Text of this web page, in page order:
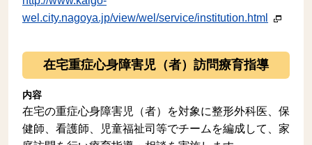
wel.city.nagoya.jp/view/wel/service/institution.html
在宅重症心身障害児（者）訪問療育指導
内容
在宅の重症心身障害児（者）を対象に整形外科医、保
健師、看護師、児童福祉司等でチームを編成して、家